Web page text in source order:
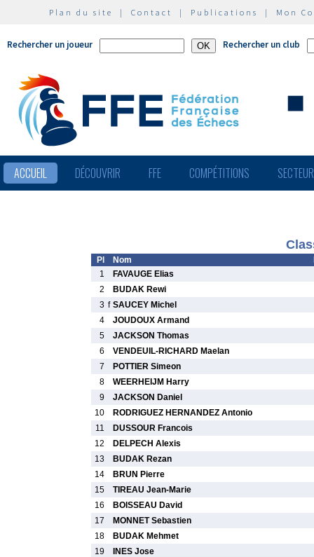
Plan du site | Contact | Publications | Mon
Rechercher un joueur Rechercher un club
ACCUEIL DÉCOUVRIR FFE COMPÉTITIONS
Pl Nom
1
FAVAUGE Elias
2
BUDAK Rewi
3 f SAUCEY Michel
4
JOUDOUX Armand
5
JACKSON Thomas
6
VENDEUIL-RICHARD Maelan
7
POTTIER Simeon
8
WEERHEIJM Harry
9
JACKSON Daniel
10
RODRIGUEZ HERNANDEZ Antonio
11
DUSSOUR Francois
12
DELPECH Alexis
13
BUDAK Rezan
14
BRUN Pierre
15
TIREAU Jean-Marie
16
BOISSEAU David
17
MONNET Sebastien
18
BUDAK Mehmet
19
INES Jose